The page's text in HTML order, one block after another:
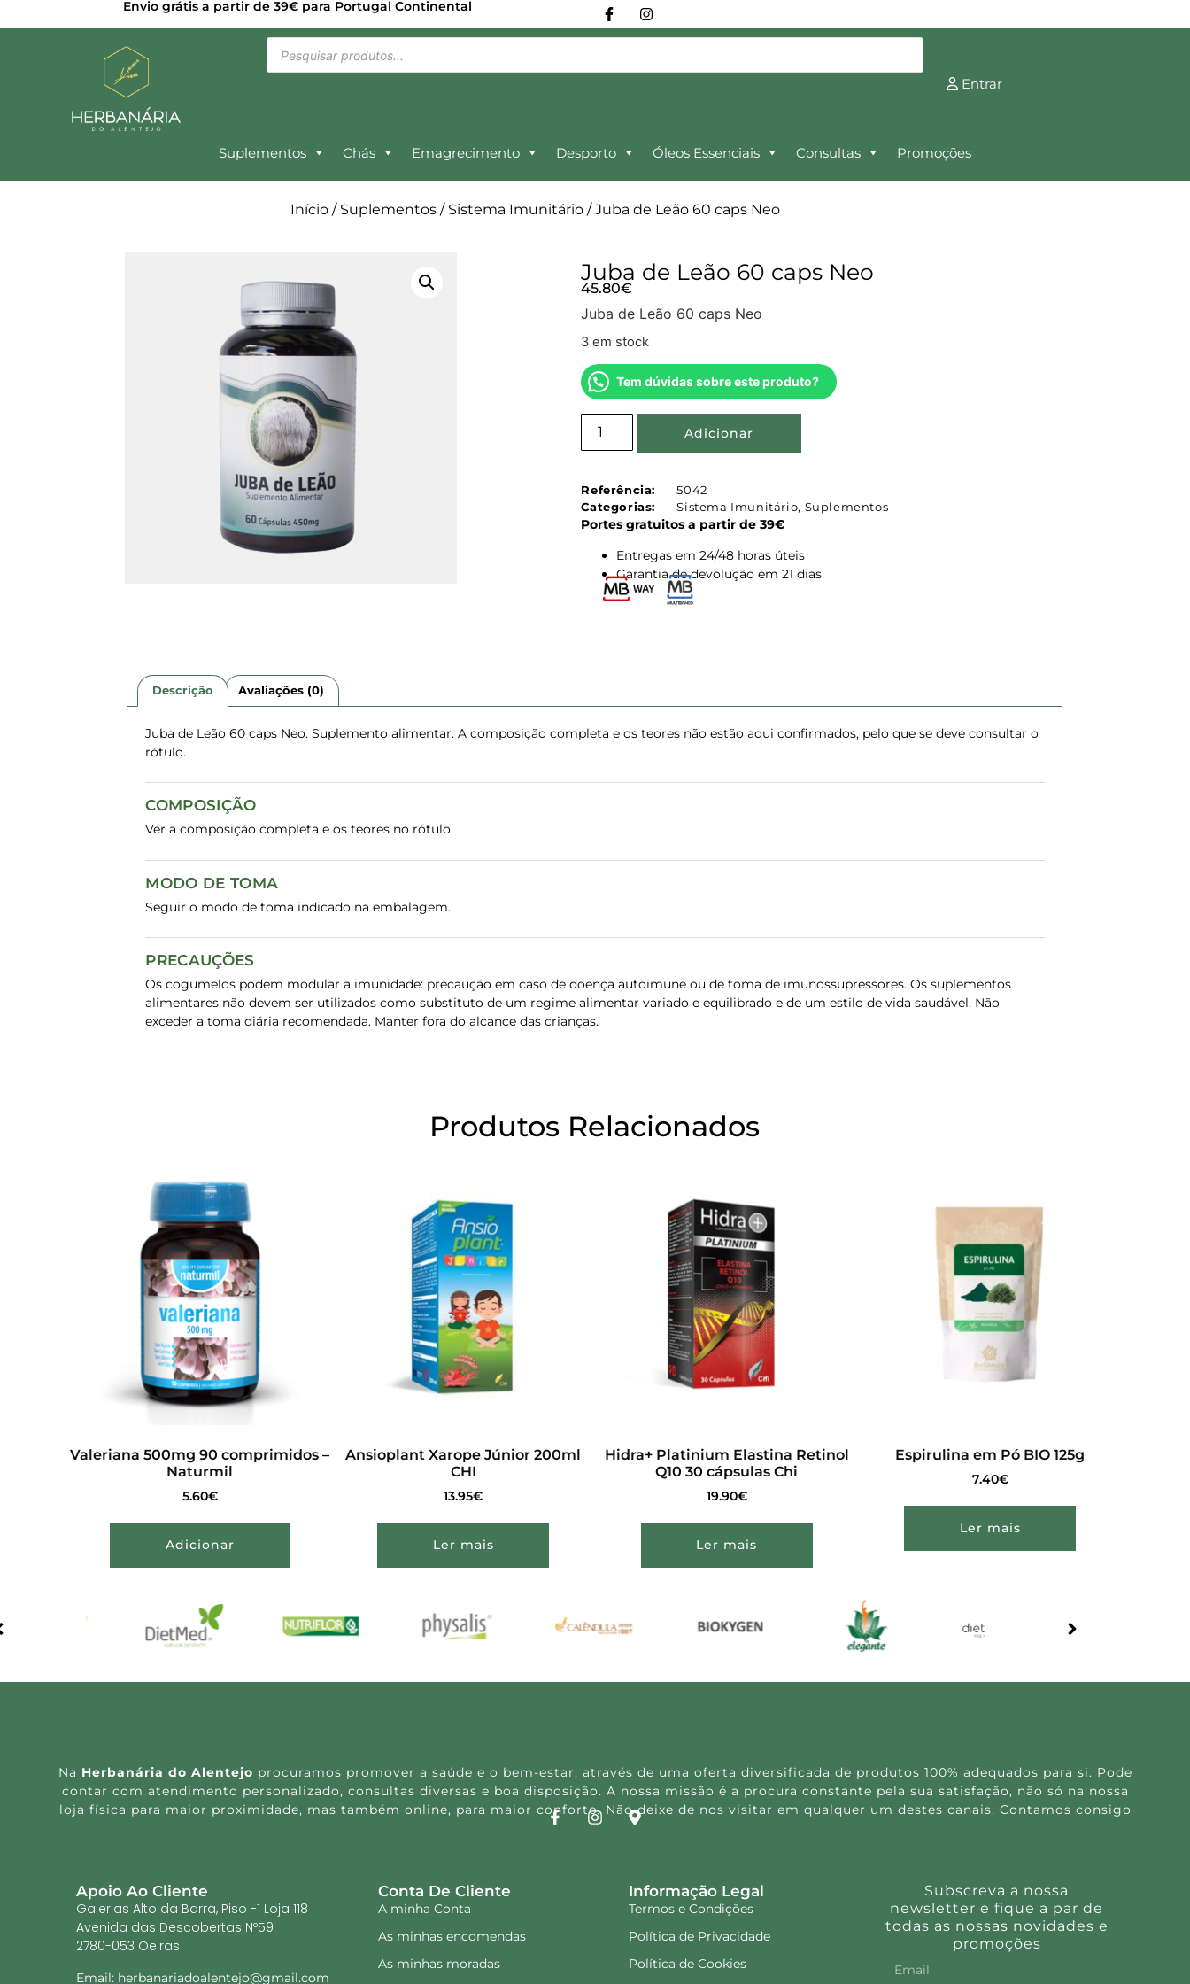
Envio grátis a partir de 39€ para Portugal Continental
Entrar
Suplementos Chás Emagrecimento Desporto Óleos Essenciais Consultas Promoções
Início / Suplementos / Sistema Imunitário / Juba de Leão 60 caps Neo
Juba de Leão 60 caps Neo
45.80€
Juba de Leão 60 caps Neo
3 em stock
Tem dúvidas sobre este produto?
Adicionar
Referência:
5042
Categorias:
Sistema Imunitário, Suplementos
Portes gratuitos a partir de 39€
Entregas em 24/48 horas úteis
Garantia de devolução em 21 dias
Descrição Avaliações (0)
Juba de Leão 60 caps Neo. Suplemento alimentar. A composição completa e os teores não estão aqui confirmados, pelo que se deve consultar o
rótulo.
COMPOSIÇÃO
Ver a composição completa e os teores no rótulo.
MODO DE TOMA
Seguir o modo de toma indicado na embalagem.
PRECAUÇÕES
Os cogumelos podem modular a imunidade: precaução em caso de doença autoimune ou de toma de imunossupressores. Os suplementos
alimentares não devem ser utilizados como substituto de um regime alimentar variado e equilibrado e de um estilo de vida saudável. Não
exceder a toma diária recomendada. Manter fora do alcance das crianças.
Produtos Relacionados
Valeriana 500mg 90 comprimidos –
Naturmil
5.60€
Adicionar
Ansioplant Xarope Júnior 200ml
CHI
13.95€
Ler mais
Hidra+ Platinium Elastina Retinol
Q10 30 cápsulas Chi
19.90€
Ler mais
Espirulina em Pó BIO 125g
7.40€
Ler mais
Na Herbanária do Alentejo procuramos promover a saúde e o bem-estar, através de uma oferta diversificada de produtos 100% adequados para si. Pode
contar com atendimento personalizado, consultas diversas e boa disposição. A nossa missão é a procura constante pela sua satisfação, não só na nossa
loja física para maior proximidade, mas também online, para maior conforto. Não deixe de nos visitar em qualquer um destes canais. Contamos consigo
Apoio Ao Cliente
Galerias Alto da Barra, Piso -1 Loja 118
Avenida das Descobertas Nº59
2780-053 Oeiras
Email: herbanariadoalentejo@gmail.com
Conta De Cliente
A minha Conta
As minhas encomendas
As minhas moradas
Informação Legal
Termos e Condições
Política de Privacidade
Política de Cookies
Subscreva a nossa
newsletter e fique a par de
todas as nossas novidades e
promoções